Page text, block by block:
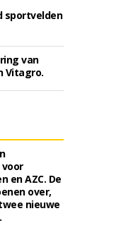
sportvelden
van
Vitagro.
en AZC. De
over,
nieuwe